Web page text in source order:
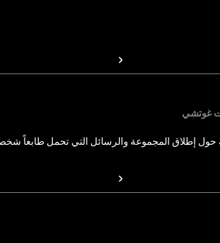
غوتشي
إطلاق المجموعة والرسائل التي تحمل طابعاً